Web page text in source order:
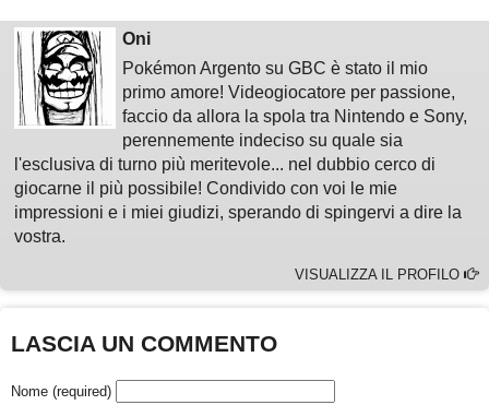
Oni
Pokémon Argento su GBC è stato il mio
primo amore! Videogiocatore per passione,
faccio da allora la spola tra Nintendo e Sony,
perennemente indeciso su quale sia
l'esclusiva di turno più meritevole... nel dubbio cerco di
giocarne il più possibile! Condivido con voi le mie
impressioni e i miei giudizi, sperando di spingervi a dire la
vostra.
VISUALIZZA IL PROFILO
LASCIA UN COMMENTO
Nome (required)